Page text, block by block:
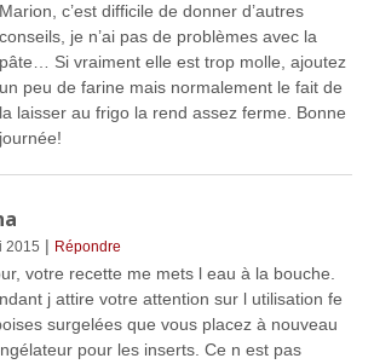
Marion, c’est difficile de donner d’autres
conseils, je n’ai pas de problèmes avec la
pâte… Si vraiment elle est trop molle, ajoutez
un peu de farine mais normalement le fait de
la laisser au frigo la rend assez ferme. Bonne
journée!
2015 | Répondre
votre recette me mets l eau à la bouche.
j attire votre attention sur l utilisation fe
surgelées que vous placez à nouveau
pour les inserts. Ce n est pas